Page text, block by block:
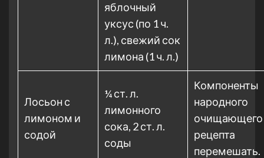
яблочный
уксус (по 1 ч.
л.), свежий сок
лимона (1 ч. л.)
Лосьон с
лимоном и
содой
¼ ст. л.
лимонного
сока, 2 ст. л.
соды
Компоненты
народного
очищающего
рецепта
перемешать.